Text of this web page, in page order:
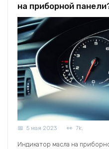
на приборной
5 мая 2023 7k.
Индикатор масла на